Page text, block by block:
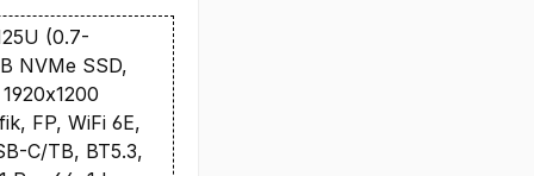
(0.7-
NVMe SSD,
FP, WiFi 6E,
C/TB, BT5.3,